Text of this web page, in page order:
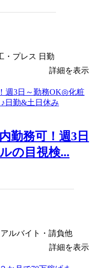
・プレス 日勤
詳細を表示
勤務可！週3日
の目視検...
ルバイト・請負他
詳細を表示